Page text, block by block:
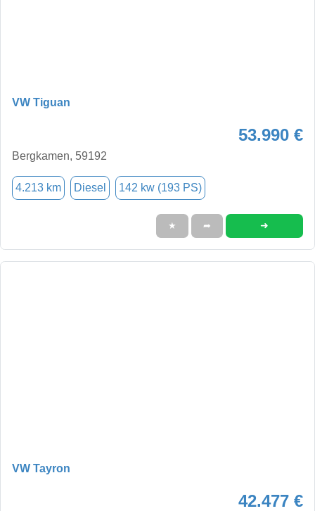
VW Tiguan
53.990 €
Bergkamen, 59192
4.213 km Diesel 142 kw (193 PS)
★ ➦ ➜
VW Tayron
42.477 €